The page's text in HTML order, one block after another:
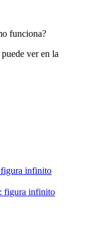
funciona?
ver en la
figura infinito